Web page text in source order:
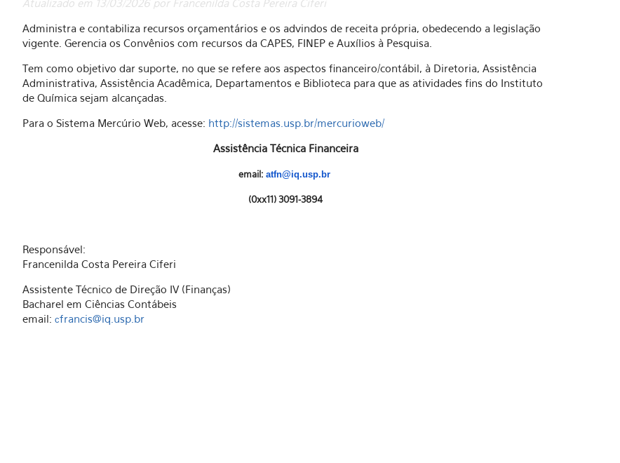
Atualizado em 13/03/2026 por Francenilda Costa Pereira Ciferi
Administra e contabiliza recursos orçamentários e os advindos de receita própria, obedecendo a legislação
vigente. Gerencia os Convênios com recursos da CAPES, FINEP e Auxílios à Pesquisa.
Tem como objetivo dar suporte, no que se refere aos aspectos financeiro/contábil, à Diretoria, Assistência
Administrativa, Assistência Acadêmica, Departamentos e Biblioteca para que as atividades fins do Instituto
de Química sejam alcançadas.
Para o Sistema Mercúrio Web, acesse: http://sistemas.usp.br/mercurioweb/
Assistência Técnica Financeira
email: atfn@iq.usp.br
(0xx11) 3091-3894
Responsável:
Francenilda Costa Pereira Ciferi
Assistente Técnico de Direção IV (Finanças)
Bacharel em Ciências Contábeis
email: cfrancis@iq.usp.br